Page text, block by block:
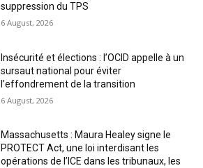
suppression du TPS
6 August, 2026
Insécurité et élections : l’OCID appelle à un
sursaut national pour éviter
l’effondrement de la transition
6 August, 2026
Massachusetts : Maura Healey signe le
PROTECT Act, une loi interdisant les
opérations de l’ICE dans les tribunaux, les